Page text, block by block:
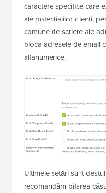
caractere specifice care
ale potențialilor clienți,
comune de scriere ale
bloca adresele de email
alfanumerice.
Ultimele setări sunt
recomandăm bifarea